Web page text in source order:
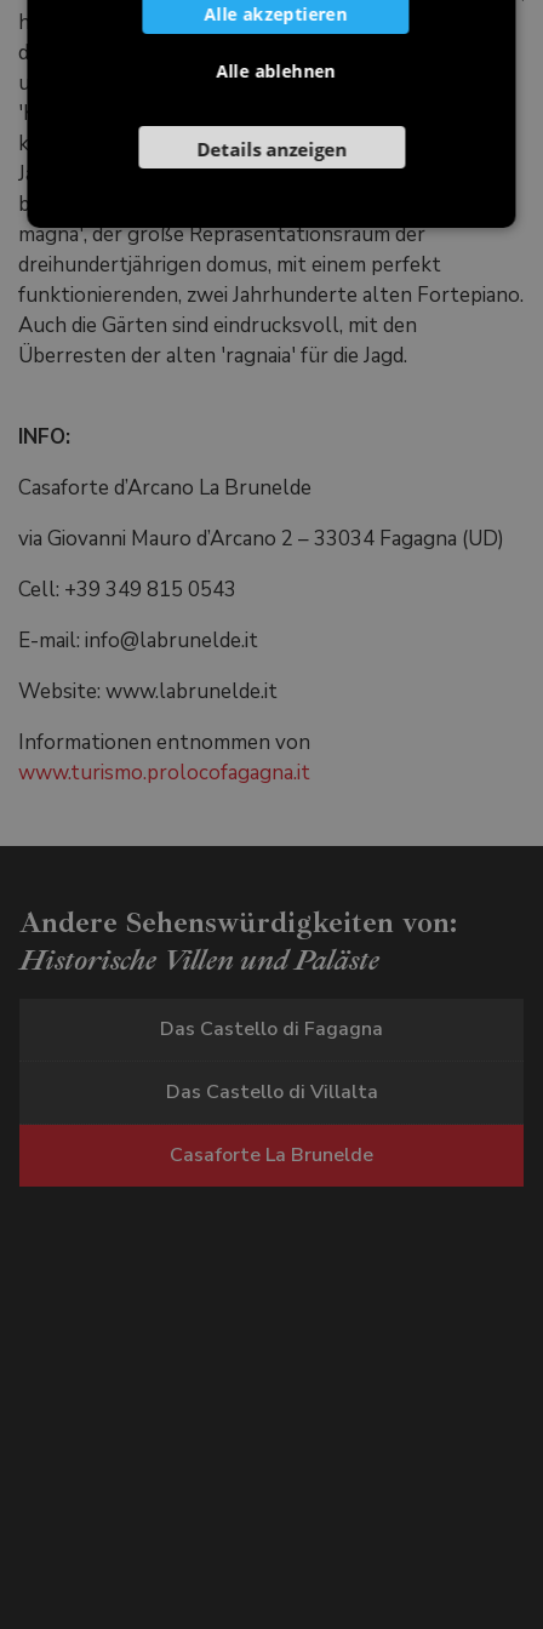
hervorzuheben, wo ein Teil des historischen Archivs
der Familie aufbewahrt wird, mit Originaldokumenten
und Pergamenten aus dem 11. Jahrhundert, der
'Kaminraum', die Küche aus dem 16. Jahrhundert, das
kleine Wohnzimmer und das Schlafzimmer, das im 18.
Jahrhundert den berühmten Sänger Farinelli
beherbergte. Und im obersten Stockwerk die 'Salla
magna', der große Repräsentationsraum der
dreihundertjährigen domus, mit einem perfekt
funktionierenden, zwei Jahrhunderte alten Fortepiano.
Auch die Gärten sind eindrucksvoll, mit den
Überresten der alten 'ragnaia' für die Jagd.
INFO:
Casaforte d’Arcano La Brunelde
via Giovanni Mauro d’Arcano 2 – 33034 Fagagna (UD)
Cell: +39 349 815 0543
E-mail: info@labrunelde.it
Website: www.labrunelde.it
Informationen entnommen von
www.turismo.prolocofagagna.it
Andere Sehenswürdigkeiten von:
Historische Villen und Paläste
Das Castello di Fagagna
Das Castello di Villalta
Casaforte La Brunelde
Alle akzeptieren
Alle ablehnen
Details anzeigen